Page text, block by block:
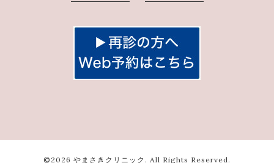
©2026 やまさきクリニック . All Rights Reserved.